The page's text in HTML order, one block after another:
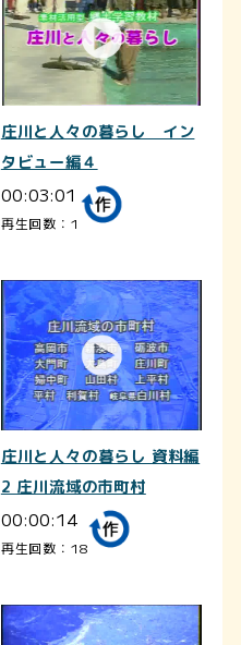
庄川と人々の暮らし イン
タビュー編４
00:03:01
再生回数：1
庄川と人々の暮らし 資料編
2 庄川流域の市町村
00:00:14
再生回数：18